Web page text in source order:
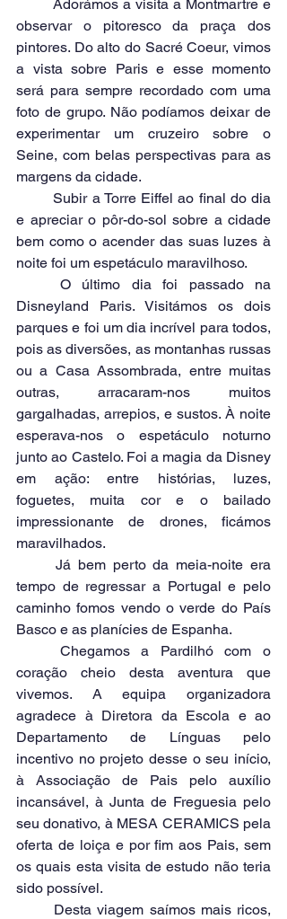
observar o pitoresco da praça dos
pintores. Do alto do Sacré Coeur, vimos
a vista sobre Paris e esse momento
será para sempre recordado com uma
foto de grupo. Não podíamos deixar de
experimentar um cruzeiro sobre o
Seine, com belas perspectivas para as
margens da cidade.
	Subir a Torre Eiffel ao final do dia
e apreciar o pôr-do-sol sobre a cidade
bem como o acender das suas luzes à
noite foi um espetáculo maravilhoso.
Disneyland Paris. Visitámos os dois
parques e foi um dia incrível para todos,
pois as diversões, as montanhas russas
ou a Casa Assombrada, entre muitas
outras, arracaram-nos muitos
gargalhadas, arrepios, e sustos. À noite
esperava-nos o espetáculo noturno
junto ao Castelo. Foi a magia da Disney
em ação: entre histórias, luzes,
foguetes, muita cor e o bailado
impressionante de drones, ficámos
maravilhados.
tempo de regressar a Portugal e pelo
caminho fomos vendo o verde do País
Basco e as planícies de Espanha.
coração cheio desta aventura que
vivemos. A equipa organizadora
agradece à Diretora da Escola e ao
Departamento de Línguas pelo
incentivo no projeto desse o seu início,
à Associação de Pais pelo auxílio
incansável, à Junta de Freguesia pelo
seu donativo, à MESA CERAMICS pela
oferta de loiça e por fim aos Pais, sem
os quais esta visita de estudo não teria
sido possível.